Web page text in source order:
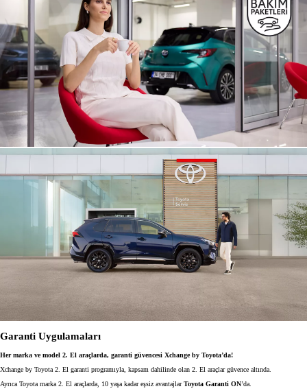
Garanti Uygulamaları
Her marka ve model 2. El araçlarda, garanti güvencesi Xchange by Toyota’da!
Xchange by Toyota 2. El garanti programıyla, kapsam dahilinde olan 2. El araçlar güvence altında.
Ayrıca Toyota marka 2. El araçlarda, 10 yaşa kadar eşsiz avantajlarToyota Garanti ON’da.